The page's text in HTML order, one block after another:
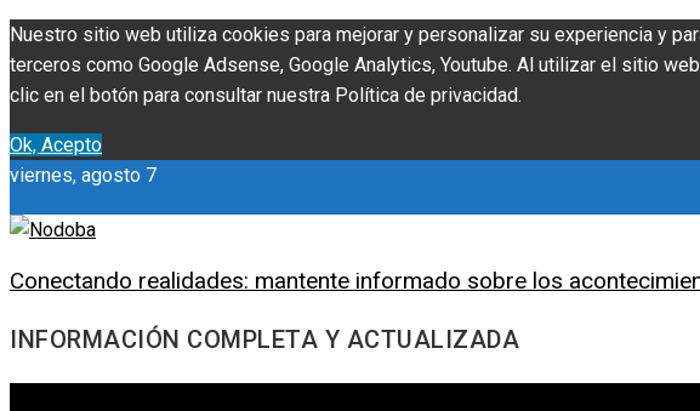
Nuestro sitio web utiliza cookies para mejorar y personalizar su experiencia y
terceros como Google Adsense, Google Analytics, Youtube. Al utilizar el sitio
clic en el botón para consultar nuestra Política de privacidad.
Ok, Acepto
viernes, agosto 7
Conectando realidades: mantente informado sobre los
INFORMACIÓN COMPLETA Y ACTUALIZADA